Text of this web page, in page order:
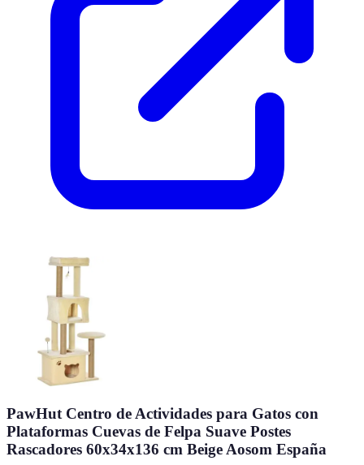
PawHut Centro de Actividades para Gatos con
Plataformas Cuevas de Felpa Suave Postes
Rascadores 60x34x136 cm Beige Aosom España